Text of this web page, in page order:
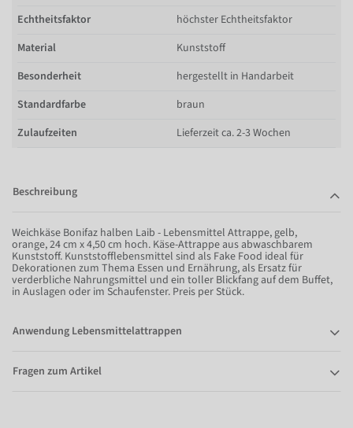
Echtheitsfaktor
höchster Echtheitsfaktor
Material
Kunststoff
Besonderheit
hergestellt in Handarbeit
Standardfarbe
braun
Zulaufzeiten
Lieferzeit ca. 2-3 Wochen
Beschreibung
Weichkäse Bonifaz halben Laib - Lebensmittel Attrappe, gelb,
orange, 24 cm x 4,50 cm hoch. Käse-Attrappe aus abwaschbarem
Kunststoff. Kunststofflebensmittel sind als Fake Food ideal für
Dekorationen zum Thema Essen und Ernährung, als Ersatz für
verderbliche Nahrungsmittel und ein toller Blickfang auf dem Buffet,
in Auslagen oder im Schaufenster. Preis per Stück.
Anwendung Lebensmittelattrappen
Fragen zum Artikel